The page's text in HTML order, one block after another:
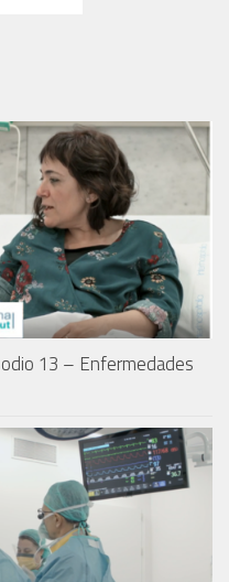
13 – Enfermedades